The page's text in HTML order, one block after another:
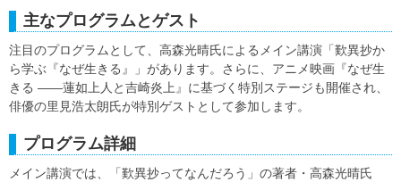
主なプログラムとゲスト
注目のプログラムとして、高森光晴氏によるメイン講演「歎異抄か
ら学ぶ『なぜ生きる』」があります。さらに、アニメ映画『なぜ生
きる ――蓮如上人と吉崎炎上』に基づく特別ステージも開催され、
俳優の里見浩太朗氏が特別ゲストとして参加します。
プログラム詳細
メイン講演では、「歎異抄ってなんだろう」の著者・高森光晴氏